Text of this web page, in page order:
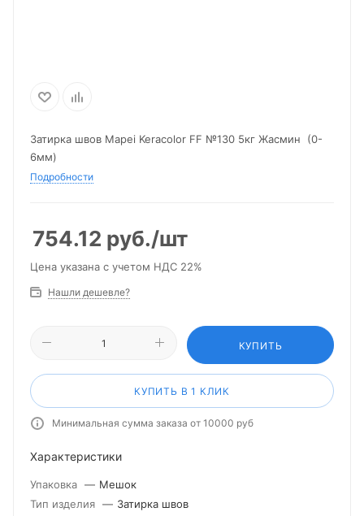
Затирка швов Mapei Keracolor FF №130 5кг Жасмин (0-
6мм)
Подробности
754.12 руб./шт
Цена указана с учетом НДС 22%
Нашли дешевле?
КУПИТЬ
КУПИТЬ В 1 КЛИК
Минимальная сумма заказа от 10000 руб
Характеристики
Упаковка — Мешок
Тип изделия — Затирка швов